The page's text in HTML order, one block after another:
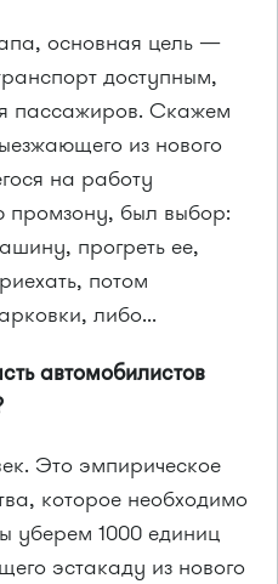
основная цель —
доступным,
пассажиров. Скажем
из нового
на работу
был выбор:
прогреть ее,
потом
либо...
автомобилистов
Это эмпирическое
которое необходимо
уберем 1000 единиц
эстакаду из нового